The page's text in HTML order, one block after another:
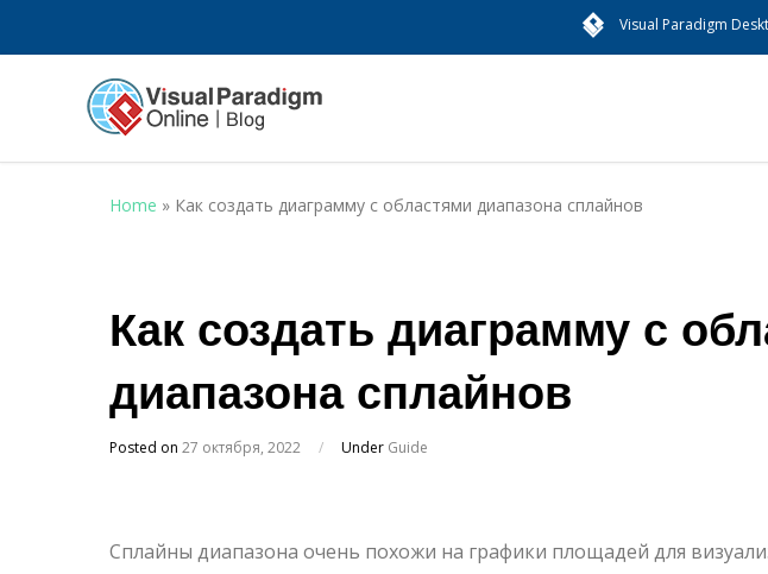
Visual Paradigm
Home » Как создать диаграмму с областями диапазона сплайнов
Как создать диаграмму с
диапазона сплайнов
Posted on 27 октября, 2022 / Under Guide
Сплайны диапазона очень похожи на графики площадей для